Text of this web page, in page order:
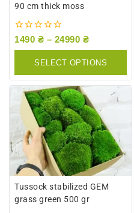
90 cm thick moss
0
1490 ₴ – 24990 ₴
SELECT OPTIONS
Tussock stabilized GEM
grass green 500 gr